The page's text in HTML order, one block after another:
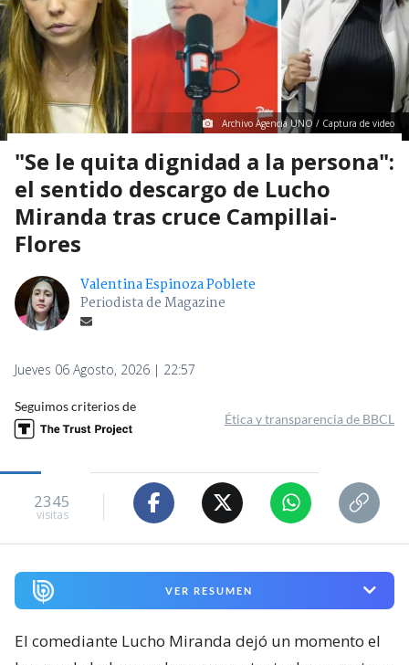
Archivo Agencia UNO / Captura de video
"Se le quita dignidad a la persona":
el sentido descargo de Lucho
Miranda tras cruce Campillai-
Flores
Valentina Espinoza Poblete
Periodista de Magazine
Jueves 06 Agosto, 2026 | 22:57
Seguimos criterios de
Ética y transparencia de BBCL
2345
visitas
VER RESUMEN
El comediante Lucho Miranda dejó un momento el